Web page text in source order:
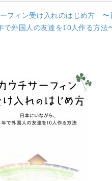
フィン受け入れのはじめ方 〜
で外国人の友達を10人作る方法